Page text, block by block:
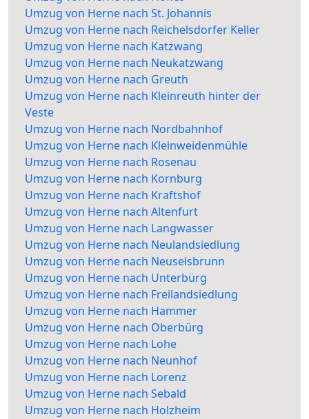
Umzug von Herne nach St. Johannis
Umzug von Herne nach Reichelsdorfer Keller
Umzug von Herne nach Katzwang
Umzug von Herne nach Neukatzwang
Umzug von Herne nach Greuth
Umzug von Herne nach Kleinreuth hinter der
Veste
Umzug von Herne nach Nordbahnhof
Umzug von Herne nach Kleinweidenmühle
Umzug von Herne nach Rosenau
Umzug von Herne nach Kornburg
Umzug von Herne nach Kraftshof
Umzug von Herne nach Altenfurt
Umzug von Herne nach Langwasser
Umzug von Herne nach Neulandsiedlung
Umzug von Herne nach Neuselsbrunn
Umzug von Herne nach Unterbürg
Umzug von Herne nach Freilandsiedlung
Umzug von Herne nach Hammer
Umzug von Herne nach Oberbürg
Umzug von Herne nach Lohe
Umzug von Herne nach Neunhof
Umzug von Herne nach Lorenz
Umzug von Herne nach Sebald
Umzug von Herne nach Holzheim